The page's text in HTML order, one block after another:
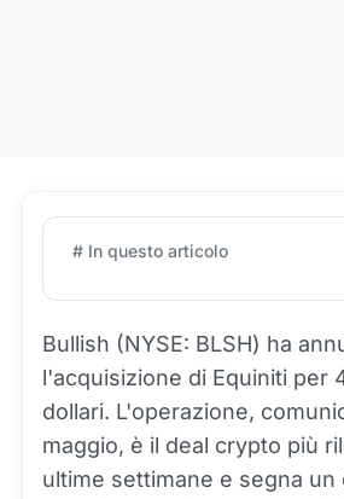
# In questo articolo
Bullish (NYSE: BLSH) ha
l'acquisizione di Equiniti per
dollari. L'operazione,
maggio, è il deal crypto più
ultime settimane e segna un